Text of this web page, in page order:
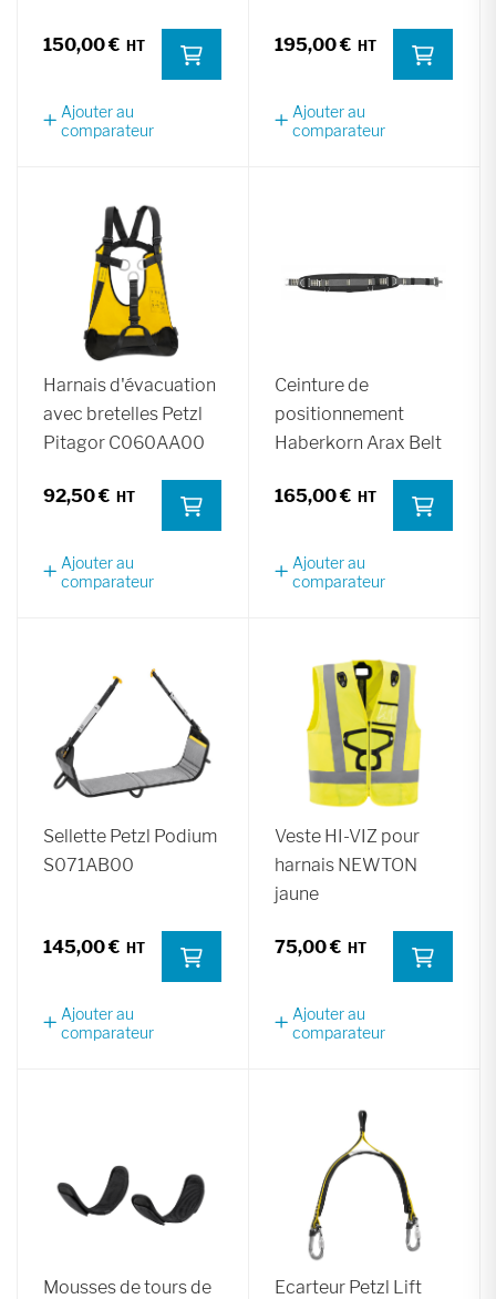
150,00 €
Ajouter au
comparateur
195,00 €
Ajouter au
comparateur
Harnais d'évacuation
avec bretelles Petzl
Pitagor C060AA00
92,50 €
Ajouter au
comparateur
Ceinture de
positionnement
Haberkorn Arax Belt
165,00 €
Ajouter au
comparateur
Sellette Petzl Podium
S071AB00
145,00 €
Ajouter au
comparateur
Veste HI-VIZ pour
harnais NEWTON
jaune
75,00 €
Ajouter au
comparateur
Mousses de tours de
Ecarteur Petzl Lift